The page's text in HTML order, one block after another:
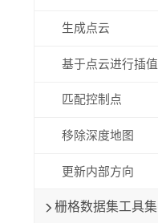
生成点云
基于点云进行插值
匹配控制点
移除深度地图
更新内部方向
栅格数据集工具集